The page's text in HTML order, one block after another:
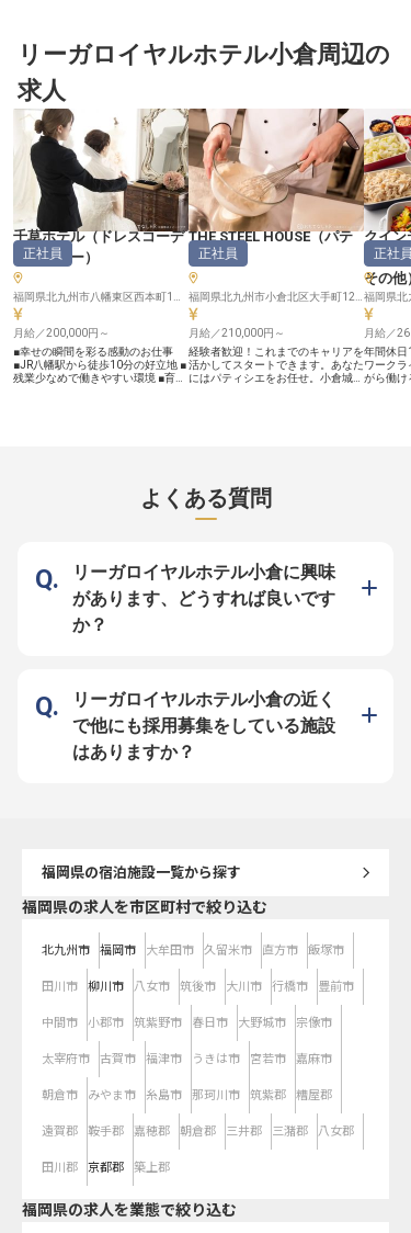
リーガロイヤルホテル小倉周辺の
求人
千草ホテル（ドレスコーデ
ィネーター）
正社員
月給／200,000円～
■幸せの瞬間を彩る感動のお仕事
■JR八幡駅から徒歩10分の好立地 ■
残業少なめで働きやすい環境 ■育休
します。お二人の笑顔や「素敵にな
れた」という喜びの声が、私たちの
ーー【安心して長く働ける環境でス
キルアップ】 車通勤OK（駐車場完
備）で通勤も便利！転勤なしで地元
で腰を据えて働けるのも魅力です。
れ、育児休業取得実績もあるので、
で、お客様と共に成長できる環境が
あなたを待っています。 ※2025年
09月08日時点の情報です
THE STEEL HOUSE（パテ
ィシエ）
正社員
月給／210,000円～
経験者歓迎！これまでのキャリアを
活かしてスタートできます。あなた
にはパティシエをお任せ。小倉城近
が楽しめる、全89室のホテルで
す。※この求人は2023年6月12日時
点の情報です
クイン
その他
正社員
福岡県北
月給／
年間休日
ワークラ
がら働け
よくある質問
リーガロイヤルホテル小倉に興味
があります、どうすれば良いです
か？
リーガロイヤルホテル小倉の近く
で他にも採用募集をしている施設
はありますか？
福岡県の宿泊施設一覧から探す
福岡県の求人を市区町村で絞り込む
北九州市 福岡市 大牟田市 久留米市 直方市 飯塚市
田川市 柳川市 八女市 筑後市 大川市 行橋市 豊前市
中間市 小郡市 筑紫野市 春日市 大野城市 宗像市
太宰府市 古賀市 福津市 うきは市 宮若市 嘉麻市
朝倉市 みやま市 糸島市 那珂川市 筑紫郡 糟屋郡
遠賀郡 鞍手郡 嘉穂郡 朝倉郡 三井郡 三潴郡 八女郡
田川郡 京都郡 築上郡
福岡県の求人を業態で絞り込む